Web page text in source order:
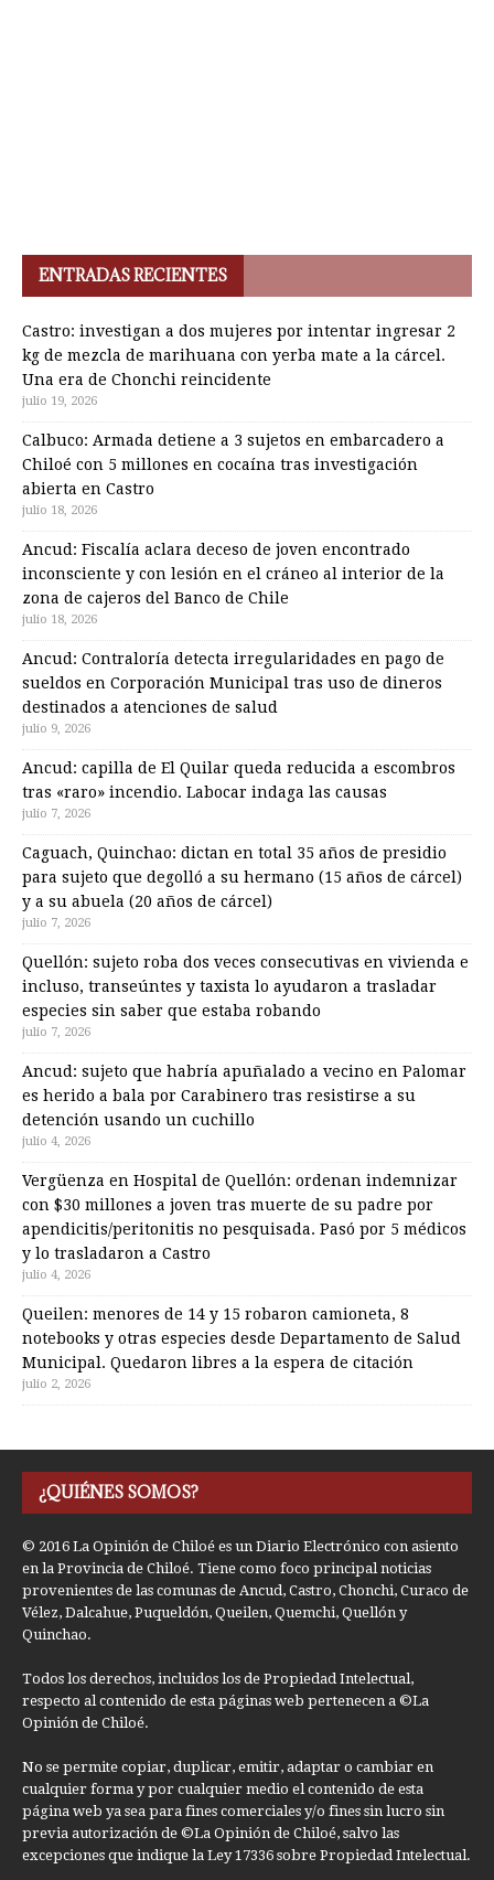
ENTRADAS RECIENTES
Castro: investigan a dos mujeres por intentar ingresar 2
kg de mezcla de marihuana con yerba mate a la cárcel.
Una era de Chonchi reincidente
julio 19, 2026
Calbuco: Armada detiene a 3 sujetos en embarcadero a
Chiloé con 5 millones en cocaína tras investigación
abierta en Castro
julio 18, 2026
Ancud: Fiscalía aclara deceso de joven encontrado
inconsciente y con lesión en el cráneo al interior de la
zona de cajeros del Banco de Chile
julio 18, 2026
Ancud: Contraloría detecta irregularidades en pago de
sueldos en Corporación Municipal tras uso de dineros
destinados a atenciones de salud
julio 9, 2026
Ancud: capilla de El Quilar queda reducida a escombros
tras «raro» incendio. Labocar indaga las causas
julio 7, 2026
Caguach, Quinchao: dictan en total 35 años de presidio
para sujeto que degolló a su hermano (15 años de cárcel)
y a su abuela (20 años de cárcel)
julio 7, 2026
Quellón: sujeto roba dos veces consecutivas en vivienda e
incluso, transeúntes y taxista lo ayudaron a trasladar
especies sin saber que estaba robando
julio 7, 2026
Ancud: sujeto que habría apuñalado a vecino en Palomar
es herido a bala por Carabinero tras resistirse a su
detención usando un cuchillo
julio 4, 2026
Vergüenza en Hospital de Quellón: ordenan indemnizar
con $30 millones a joven tras muerte de su padre por
apendicitis/peritonitis no pesquisada. Pasó por 5 médicos
y lo trasladaron a Castro
julio 4, 2026
Queilen: menores de 14 y 15 robaron camioneta, 8
notebooks y otras especies desde Departamento de Salud
Municipal. Quedaron libres a la espera de citación
julio 2, 2026
¿QUIÉNES SOMOS?
© 2016 La Opinión de Chiloé es un Diario Electrónico con asiento
en la Provincia de Chiloé. Tiene como foco principal noticias
provenientes de las comunas de Ancud, Castro, Chonchi, Curaco de
Vélez, Dalcahue, Puqueldón, Queilen, Quemchi, Quellón y
Quinchao.
Todos los derechos, incluidos los de Propiedad Intelectual,
respecto al contenido de esta páginas web pertenecen a ©La
Opinión de Chiloé.
No se permite copiar, duplicar, emitir, adaptar o cambiar en
cualquier forma y por cualquier medio el contenido de esta
página web ya sea para fines comerciales y/o fines sin lucro sin
previa autorización de ©La Opinión de Chiloé, salvo las
excepciones que indique la Ley 17336 sobre Propiedad Intelectual.